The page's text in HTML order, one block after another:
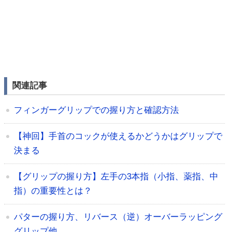
関連記事
フィンガーグリップでの握り方と確認方法
【神回】手首のコックが使えるかどうかはグリップで
決まる
【グリップの握り方】左手の3本指（小指、薬指、中
指）の重要性とは？
パターの握り方、リバース（逆）オーバーラッピング